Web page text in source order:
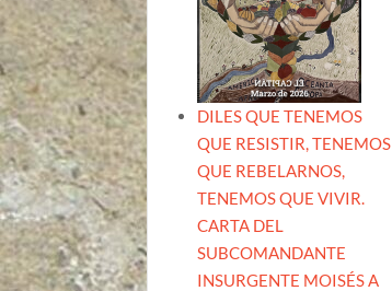
DILES QUE TENEMOS
QUE RESISTIR, TENEMOS
QUE REBELARNOS,
TENEMOS QUE VIVIR.
CARTA DEL
SUBCOMANDANTE
INSURGENTE MOISÉS A